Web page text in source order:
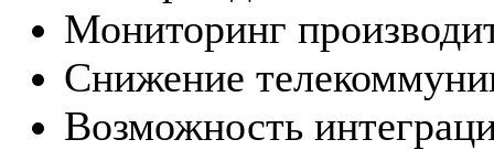
Мониторинг
Снижение
Возможность